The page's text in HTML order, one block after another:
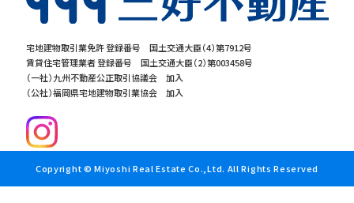
宅地建物取引業免許 登録番号 国土交通大臣（4）第7912号
賃貸住宅管理業者 登録番号 国土交通大臣（2）第003458号
（一社）九州不動産公正取引協議会 加入
（公社）福岡県宅地建物取引業協会 加入
Copyright © Miyoshi Real Estate Co.,Ltd. All Rights Reserved